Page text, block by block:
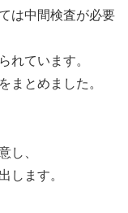
は中間検査が必要
れています。
まとめました。
し、
します。